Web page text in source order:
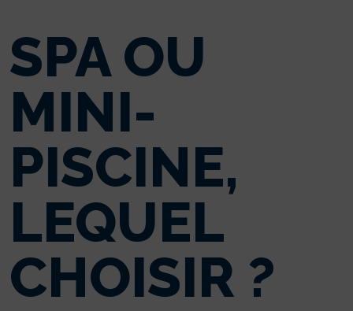
SPA OU
MINI-
PISCINE,
LEQUEL
CHOISIR ?